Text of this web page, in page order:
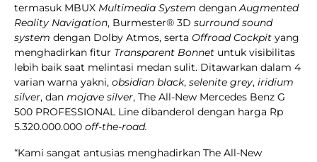
termasuk MBUX Multimedia System denganAugmented
Reality Navigation, Burmester® 3D surround sound
system dengan Dolby Atmos, serta Offroad Cockpit yang
menghadirkan fitur Transparent Bonnet untuk visibilitas
lebih baik saat melintasi medan sulit. Ditawarkan dalam 4
varian warna yakni, obsidian black, selenite grey, iridium
silver, dan mojave silver, The All-New Mercedes Benz G
500 PROFESSIONAL Line dibanderol dengan harga Rp
5.320.000.000 off-the-road.
“Kami sangat antusias menghadirkan The All-New